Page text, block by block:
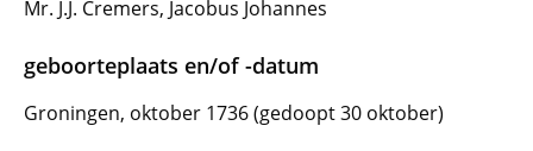
Mr. J.J. Cremers, Jacobus Johannes
geboorteplaats en/of -datum
Groningen, oktober 1736 (gedoopt 30 oktober)